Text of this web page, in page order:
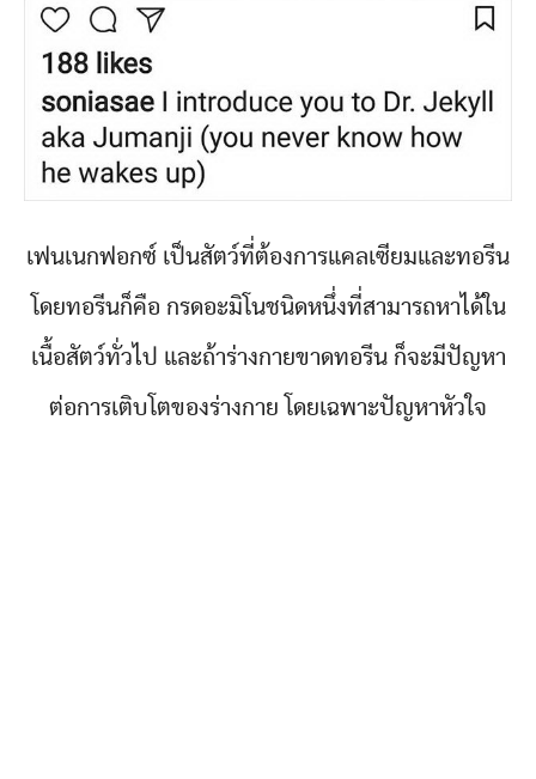
เฟนเนกฟอกซ์ เป็นสัตว์ที่ต้องการแคลเซียมและทอรีน
โดยทอรีนก็คือ กรดอะมิโนชนิดหนึ่งที่สามารถหาได้ใน
เนื้อสัตว์ทั่วไป และถ้าร่างกายขาดทอรีน ก็จะมีปัญหา
ต่อการเติบโตของร่างกาย โดยเฉพาะปัญหาหัวใจ